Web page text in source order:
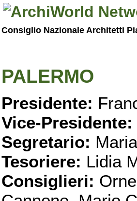
Consiglio Nazionale Architetti
PALERMO
Presidente:
Vice-Presidente:
Segretario:
Tesoriere: Lidia
Consiglieri: